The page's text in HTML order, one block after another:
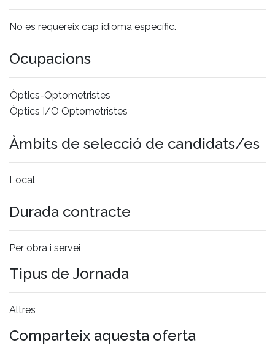
No es requereix cap idioma específic.
Ocupacions
Òptics-Optometristes
Òptics I/O Optometristes
Àmbits de selecció de candidats/es
Local
Durada contracte
Per obra i servei
Tipus de Jornada
Altres
Comparteix aquesta oferta